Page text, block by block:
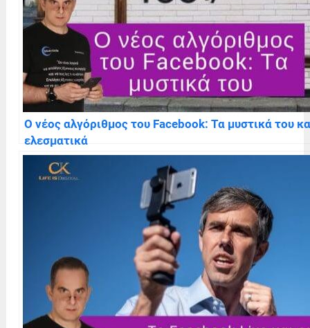
Ο νέος αλγόριθμος του Facebook: Τα μυστικά του
ελεσματικά